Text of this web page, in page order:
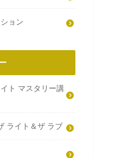
ョン
ト マスタリー講
ライト＆ザ ラブ